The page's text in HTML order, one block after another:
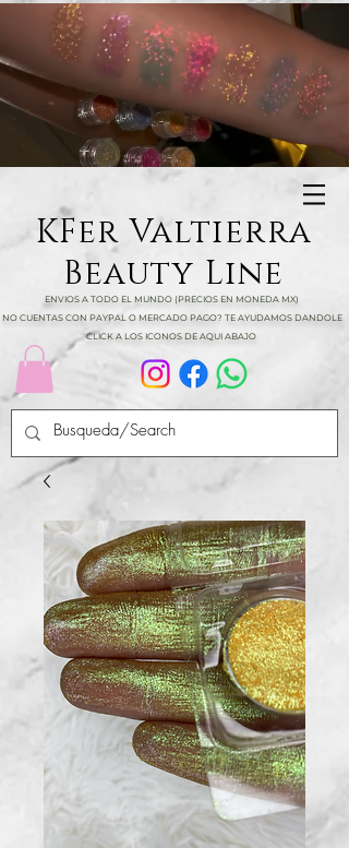
KFer Valtierra
Beauty Line
ENVIOS A TODO EL MUNDO (PRECIOS EN MONEDA MX)
NO CUENTAS CON PAYPAL O MERCADO PAGO? TE AYUDAMOS DANDOLE
CLICK A LOS ICONOS DE AQUI ABAJO